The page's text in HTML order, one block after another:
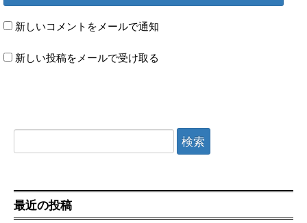
新しいコメントをメールで通知
新しい投稿をメールで受け取る
最近の投稿